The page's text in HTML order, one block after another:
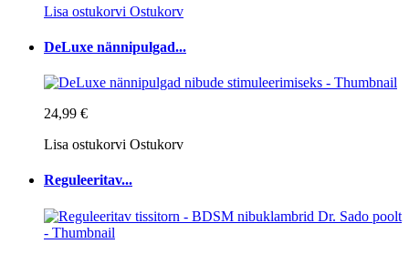
Lisa ostukorvi Ostukorv
DeLuxe nännipulgad...
24,99 €
Lisa ostukorvi Ostukorv
Reguleeritav...